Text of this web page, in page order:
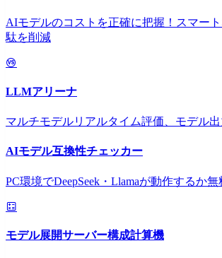
AIモデルのコストを正確に把握！スマー
駄を削減
LLMアリーナ
マルチモデルリアルタイム評価、モデル
AIモデル互換性チェッカー
PC環境でDeepSeek・Llamaが動作するか
モデル展開サーバー構成計算機